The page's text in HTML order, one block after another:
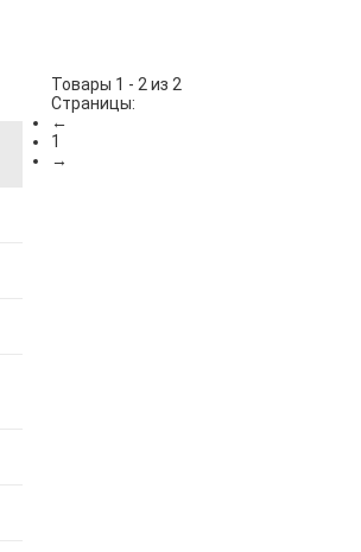
Товары 1 - 2 из 2
Страницы:
←
1
→